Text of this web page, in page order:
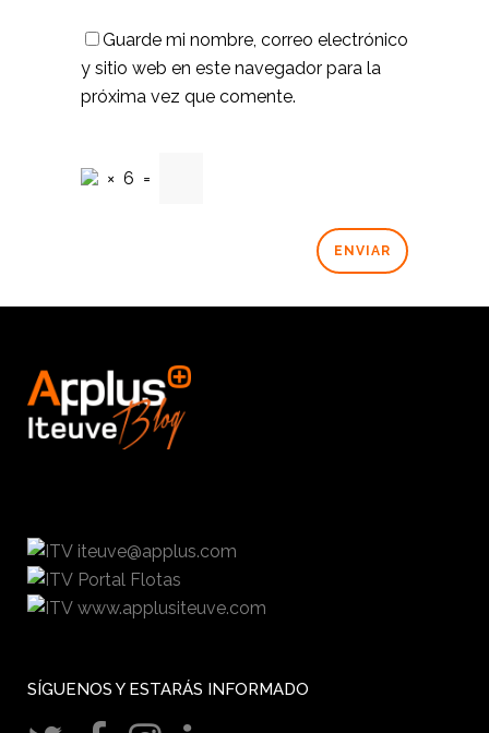
Guarde mi nombre, correo electrónico
y sitio web en este navegador para la
próxima vez que comente.
× 6 =
iteuve@applus.com
Portal Flotas
www.applusiteuve.com
SÍGUENOS Y ESTARÁS INFORMADO